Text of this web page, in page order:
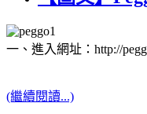
一、進入網址：http://
(繼續閱讀...)